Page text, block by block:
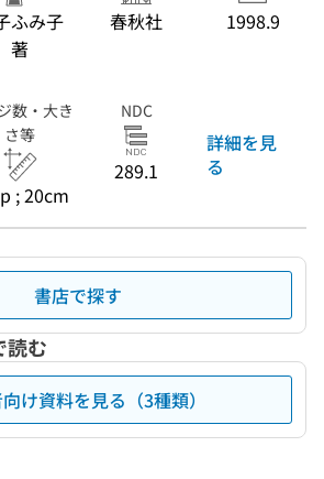
ふみ子
著
春秋社 1998.9
数・大き
さ等
; 20cm
NDC
289.1
詳細を見
る
書店で探す
読む
け資料を見る（3種類）